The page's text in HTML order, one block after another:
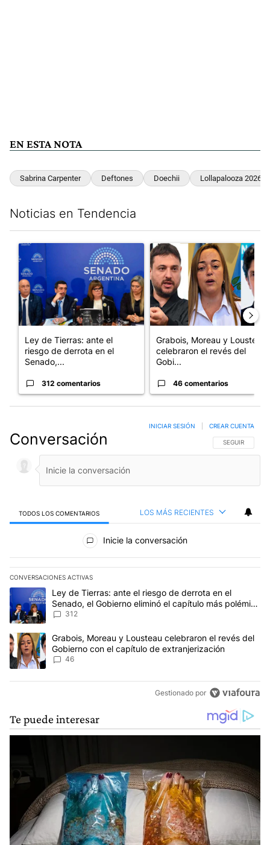
EN ESTA NOTA
Sabrina Carpenter Deftones Doechii Lollapalooza 2026
Noticias en Tendencia
Un artículo de tendencia con el título "Ley de Tierras: ante el
Ley de Tierras: ante el
riesgo de derrota en el
Senado,...
312 comentarios
Un artículo de tendencia con
Grabois, Moreau y Lousteau
celebraron el revés del
Gobi...
46 comentarios
Conversación SIGA ESTA
SEGUIR
INICIAR SESIÓN CREAR CUENTA
TODOS LOS COMENTARIOS LOS MÁS RECIENTES
Todos los comentarios
Inicie la conversación
CONVERSACIONES ACTIVAS
Este listado muestra los artículos con más comentarios en los
Un artículo de tendencia con el título "Ley de Tierras: ante el
Ley de Tierras: ante el riesgo de derrota en el
Senado, el Gobierno eliminó el capítulo más polémico
del proyecto
312
Un artículo de tendencia con el título "Grabois, Moreau y
Grabois, Moreau y Lousteau celebraron el revés del
Gobierno con el capítulo de extranjerización
46
Gestionado por